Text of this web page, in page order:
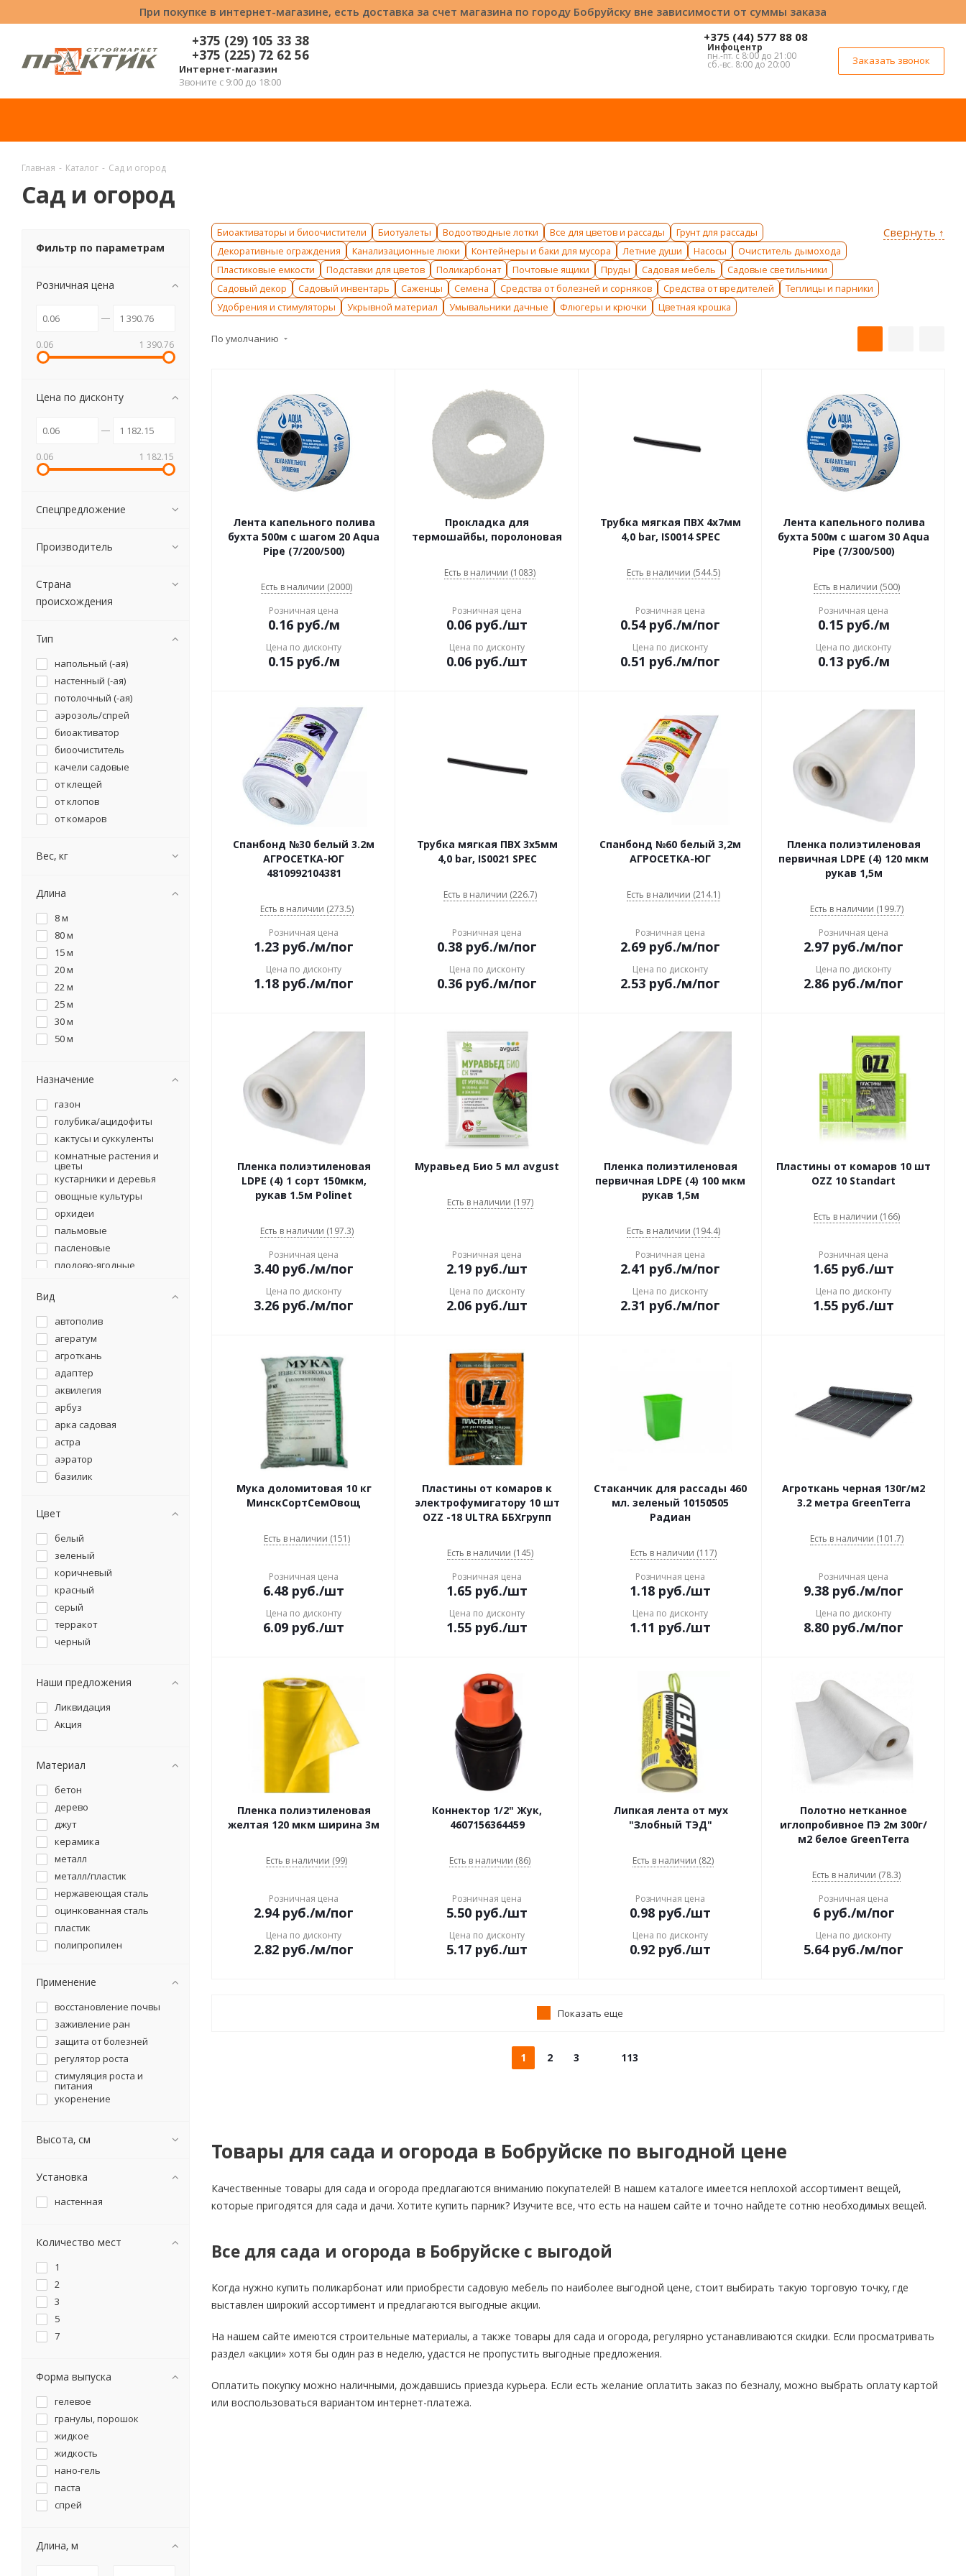
При покупке в интернет-магазине, есть доставка за счет магазина по городу Бобруйску вне зависимости от суммы заказа
+375 (29) 105 33 38
+375 (225) 72 62 56
Интернет-магазин
Звоните с 9:00 до 18:00
+375 (44) 577 88 08
Инфоцентр
пн.-пт. с 8:00 до 21:00
сб.-вс. 8:00 до 20:00 Заказать звонок
Главная - Каталог - Сад и огород
Сад и огород
Свернуть ↑
Биоактиваторы и биоочистители Биотуалеты Водоотводные лотки Все для цветов и рассады
Грунт для рассады
Декоративные ограждения
Канализационные люки Контейнеры и баки для мусора Летние души Насосы
Очиститель дымохода
Пластиковые емкости
Подставки для цветов Поликарбонат Почтовые ящики Пруды Садовая мебель
Садовые светильники
Садовый декор
Садовый инвентарь Саженцы Семена Средства от болезней и сорняков Средства от вредителей
Теплицы и парники
Удобрения и стимуляторы
Укрывной материал Умывальники дачные Флюгеры и крючки Цветная крошка
По умолчанию
Лента капельного полива
бухта 500м с шагом 20 Aqua
Pipe (7/200/500)
Есть в наличии (2000)
Розничная цена
0.16руб./м
Цена по дисконту
0.15руб./м
Прокладка для
термошайбы, поролоновая
Есть в наличии (1083)
Розничная цена
0.06 руб./шт
Цена по дисконту
0.06 руб./шт
Трубка мягкая ПВХ 4х7мм
4,0 bar, IS0014 SPEC
Есть в наличии (544.5)
Розничная цена
0.54руб./м/пог
Цена по дисконту
0.51 руб./м/пог
Лента капельного полива
бухта 500м с шагом 30 Aqua
Pipe (7/300/500)
Есть в наличии (500)
Розничная цена
0.15руб./м
Цена по дисконту
0.13руб./м
Спанбонд №30 белый 3.2м
АГРОСЕТКА-ЮГ
4810992104381
Есть в наличии (273.5)
Розничная цена
1.23 руб./м/пог
Цена по дисконту
1.18 руб./м/пог
Трубка мягкая ПВХ 3х5мм
4,0 bar, IS0021 SPEC
Есть в наличии (226.7)
Розничная цена
0.38 руб./м/пог
Цена по дисконту
0.36 руб./м/пог
Спанбонд №60 белый 3,2м
АГРОСЕТКА-ЮГ
Есть в наличии (214.1)
Розничная цена
2.69 руб./м/пог
Цена по дисконту
2.53 руб./м/пог
Пленка полиэтиленовая
первичная LDPE (4) 120 мкм
рукав 1,5м
Есть в наличии (199.7)
Розничная цена
2.97 руб./м/пог
Цена по дисконту
2.86 руб./м/пог
Пленка полиэтиленовая
LDPE (4) 1 сорт 150мкм,
рукав 1.5м Polinet
Есть в наличии (197.3)
Розничная цена
3.40 руб./м/пог
Цена по дисконту
3.26 руб./м/пог
Муравьед Био 5 мл avgust
Есть в наличии (197)
Розничная цена
2.19 руб./шт
Цена по дисконту
2.06 руб./шт
Пленка полиэтиленовая
первичная LDPE (4) 100 мкм
рукав 1,5м
Есть в наличии (194.4)
Розничная цена
2.41 руб./м/пог
Цена по дисконту
2.31 руб./м/пог
Пластины от комаров 10 шт
OZZ 10 Standart
Есть в наличии (166)
Розничная цена
1.65 руб./шт
Цена по дисконту
1.55 руб./шт
Мука доломитовая 10 кг
МинскСортСемОвощ
Есть в наличии (151)
Розничная цена
6.48 руб./шт
Цена по дисконту
6.09 руб./шт
Пластины от комаров к
электрофумигатору 10 шт
OZZ -18 ULTRA ББХгрупп
Есть в наличии (145)
Розничная цена
1.65 руб./шт
Цена по дисконту
1.55 руб./шт
Стаканчик для рассады 460
мл. зеленый 10150505
Радиан
Есть в наличии (117)
Розничная цена
1.18 руб./шт
Цена по дисконту
1.11 руб./шт
Агроткань черная 130г/м2
3.2 метра GreenTerra
Есть в наличии (101.7)
Розничная цена
9.38 руб./м/пог
Цена по дисконту
8.80 руб./м/пог
Пленка полиэтиленовая
желтая 120 мкм ширина 3м
Есть в наличии (99)
Розничная цена
2.94руб./м/пог
Цена по дисконту
2.82 руб./м/пог
Коннектор 1/2" Жук,
4607156364459
Есть в наличии (86)
Розничная цена
5.50 руб./шт
Цена по дисконту
5.17 руб./шт
Липкая лента от мух
"Злобный ТЭД"
Есть в наличии (82)
Розничная цена
0.98 руб./шт
Цена по дисконту
0.92 руб./шт
Полотно нетканное
иглопробивное ПЭ 2м 300г/
м2 белое GreenTerra
Есть в наличии (78.3)
Розничная цена
6руб./м/пог
Цена по дисконту
5.64руб./м/пог
Показать еще
1 2 3 113
Товары для сада и огорода в Бобруйске по выгодной цене
Качественные товары для сада и огорода предлагаются вниманию покупателей! В нашем каталоге имеется неплохой ассортимент вещей,
которые пригодятся для сада и дачи. Хотите купить парник? Изучите все, что есть на нашем сайте и точно найдете сотню необходимых вещей.
Все для сада и огорода в Бобруйске с выгодой
Когда нужно купить поликарбонат или приобрести садовую мебель по наиболее выгодной цене, стоит выбирать такую торговую точку, где
выставлен широкий ассортимент и предлагаются выгодные акции.
На нашем сайте имеются строительные материалы, а также товары для сада и огорода, регулярно устанавливаются скидки. Если просматривать
раздел «акции» хотя бы один раз в неделю, удастся не пропустить выгодные предложения.
Оплатить покупку можно наличными, дождавшись приезда курьера. Если есть желание оплатить заказ по безналу, можно выбрать оплату картой
или воспользоваться вариантом интернет-платежа.
Фильтр по параметрам
Розничная цена
0.06 1 390.76
Цена по дисконту
0.06 1 182.15
Спецпредложение
Производитель
Страна
происхождения
Тип
напольный (-ая)
настенный (-ая)
потолочный (-ая)
аэрозоль/спрей
биоактиватор
биоочиститель
качели садовые
от клещей
от клопов
от комаров
от крыс и мышей
от насекомых
от тараканов
рукомойник
универсальная
Вес, кг
Длина
8 м
80 м
15 м
20 м
22 м
25 м
30 м
50 м
Назначение
газон
голубика/ацидофиты
кактусы и суккуленты
комнатные растения и
цветы
кустарники и деревья
овощные культуры
орхидеи
пальмовые
пасленовые
плодово-ягодные
садовые растения и
фиалки
хвойные
цветы балконные
цитрусовые растения
для дезинфекции
рассадный
универсальное
универсальное
универсальный
Вид
автополив
агератум
агроткань
адаптер
аквилегия
арбуз
арка садовая
астра
аэратор
базилик
бак для мусора
баклажан
банкетка
бархатцы
биотуалет
бордюр садовый
бороздовичок
бочка
бур садовый
вкладыш
вставка удлинение
выкручиватель клещей
газон
гамак
гель после укусов
насекомых
гербицид
горох
горчица
горшок
грабли
движок снеговой
балконного ящика
держатель для кашпо
держатель садового
инструмента
диван/кровать
для выгребных ям
для дачного туалета
дренаж
душ садовый
душица
желоб
забор декоративный
заглушка
зажим
земляника
извлекатель сорняков
календула
камера для тюбинга
канистра
капуста
каркас теплицы
кассета для рассады
катушка для шланга
кашпо
Цвет
белый
зеленый
коричневый
красный
серый
терракот
черный
Наши предложения
Ликвидация
Акция
Материал
бетон
дерево
джут
керамика
металл
металл/пластик
нержавеющая сталь
оцинкованная сталь
пластик
полипропилен
полиэтилен
фарфор
чугун
Применение
восстановление почвы
заживление ран
защита от болезней
регулятор роста
стимуляция роста и
питания
укоренение
Высота, см
Установка
настенная
Количество мест
1
2
3
5
7
Форма выпуска
гелевое
гранулы, порошок
жидкое
жидкость
нано-гель
паста
спрей
Длина, м